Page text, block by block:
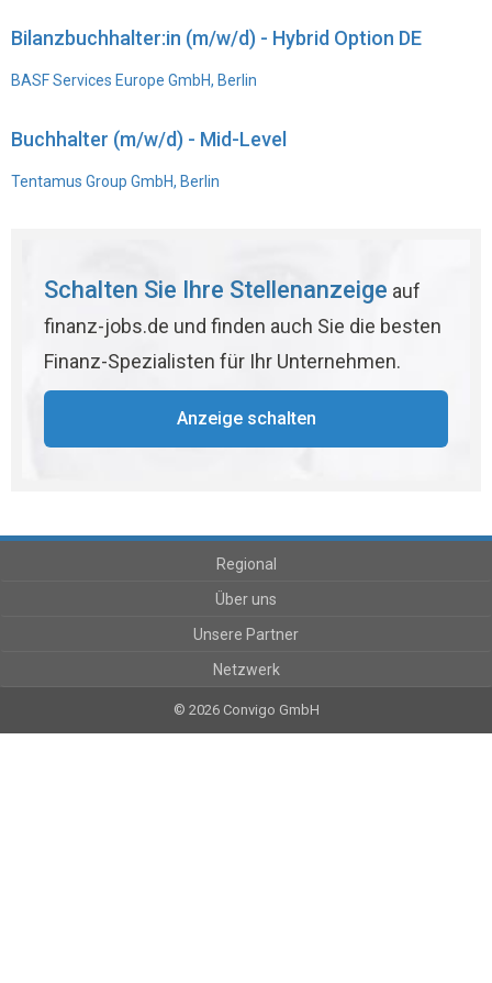
Bilanzbuchhalter:in (m/w/d) - Hybrid Option DE
BASF Services Europe GmbH, Berlin
Buchhalter (m/w/d) - Mid-Level
Tentamus Group GmbH, Berlin
Schalten Sie Ihre Stellenanzeige auf
finanz-jobs.de und finden auch Sie die besten
Finanz-Spezialisten für Ihr Unternehmen.
Anzeige schalten
Regional
Über uns
Unsere Partner
Netzwerk
© 2026 Convigo GmbH